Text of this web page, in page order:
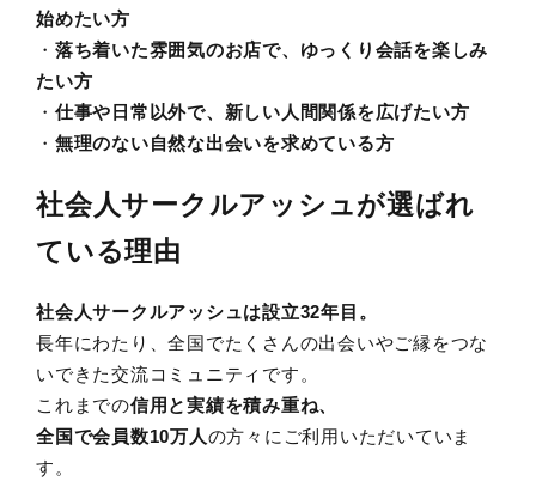
始めたい方
・ 落ち着いた雰囲気のお店で、ゆっくり会話を楽しみ
たい方
・ 仕事や日常以外で、新しい人間関係を広げたい方
・ 無理のない自然な出会いを求めている方
社会人サークルアッシュが選ばれ
ている理由
社会人サークルアッシュは設立32年目。
長年にわたり、全国でたくさんの出会いやご縁をつな
いできた交流コミュニティです。
これまでの信用と実績を積み重ね、
全国で会員数10万人の方々にご利用いただいていま
す。